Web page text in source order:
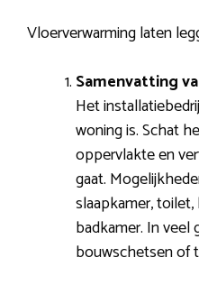
Vloerverwarming laten
Samenvatting
Het
woning is. Schat
oppervlakte en
gaat.
slaapkamer,
badkamer. In veel
bouwschetsen of